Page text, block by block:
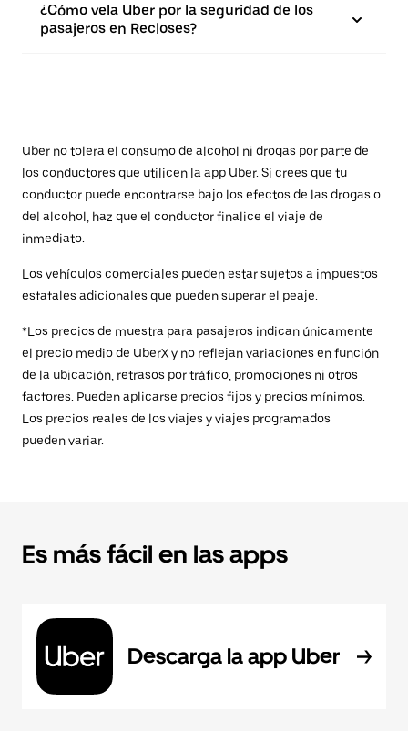
¿Cómo vela Uber por la seguridad de los
pasajeros en Recloses?
Uber no tolera el consumo de alcohol ni drogas por parte de
los conductores que utilicen la app Uber. Si crees que tu
conductor puede encontrarse bajo los efectos de las drogas o
del alcohol, haz que el conductor finalice el viaje de
inmediato.
Los vehículos comerciales pueden estar sujetos a impuestos
estatales adicionales que pueden superar el peaje.
*Los precios de muestra para pasajeros indican únicamente
el precio medio de UberX y no reflejan variaciones en función
de la ubicación, retrasos por tráfico, promociones ni otros
factores. Pueden aplicarse precios fijos y precios mínimos.
Los precios reales de los viajes y viajes programados
pueden variar.
Es más fácil en las apps
Descarga la app Uber